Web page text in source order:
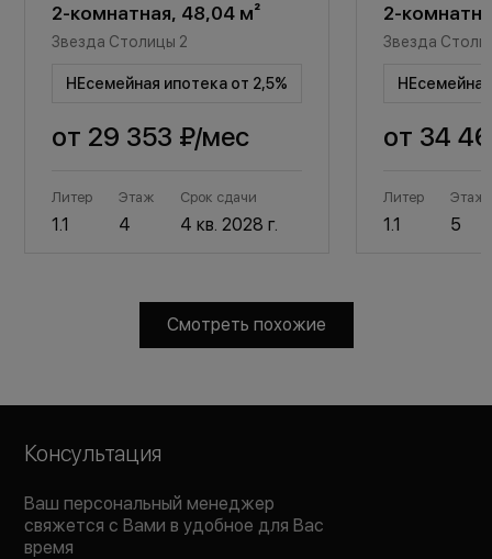
2-комнатная, 48,04 м²
Звезда Столицы 2
НЕсемейная ипотека от 2,5%
от 29 353 ₽/мес
Литер
1.1
Этаж
4
Срок сдачи
4 кв. 2028 г.
2-
Звезда
от 34
Литер
1.1
Этаж
5
Смотреть похожие
Консультация
Ваш персональный менеджер
свяжется с Вами в удобное для Вас
время